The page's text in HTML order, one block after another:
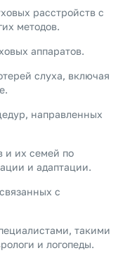
расстройств с
методов.
аппаратов.
слуха, включая
направленных
и их семей по
и адаптации.
с
такими
и логопеды.